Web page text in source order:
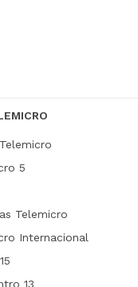
5
Telemicro
Internacional
13